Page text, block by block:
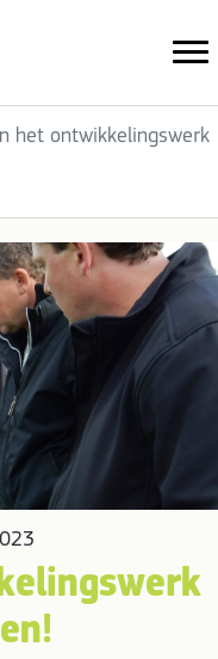
het ontwikkelings­werk